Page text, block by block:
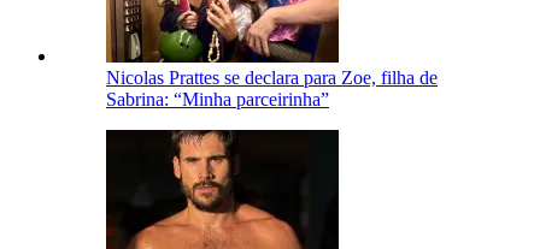
Nicolas Prattes se declara para Zoe, filha de
Sabrina: “Minha parceirinha”